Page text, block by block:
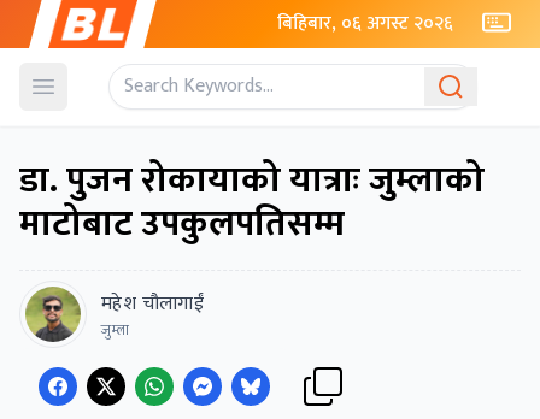
बिहिबार, ०६ अगस्ट २०२६
Open menu
डा. पुजन रोकायाको यात्राः जुम्लाको
माटोबाट उपकुलपतिसम्म
महेश चौलागाईं
जुम्ला